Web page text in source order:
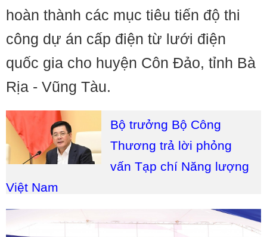
hoàn thành các mục tiêu tiến độ thi
công dự án cấp điện từ lưới điện
quốc gia cho huyện Côn Đảo, tỉnh Bà
Rịa - Vũng Tàu.
Bộ trưởng Bộ Công
Thương trả lời phỏng
vấn Tạp chí Năng lượng
Việt Nam